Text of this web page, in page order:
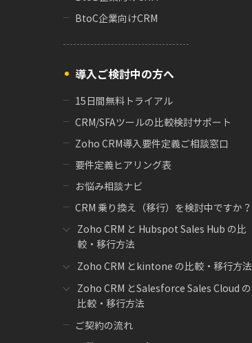
BtoC企業向けCRM
導入ご検討中の方へ
15日間無料トライアル
CRM/SFAツールの比較検討サポート
Zoho CRM導入要件定義ご相談窓口
要件定義ヒアリング表
お悩み相談ナビ
CRM 乗り換え（移行）を検討中ですか？
Zoho CRM と Hubspot Sales Hub の比
較・移行方法
Zoho CRM とkintone の比較・移行方法
Zoho CRM とSalesforce Sales Cloud の
比較・移行方法
ご契約の流れ